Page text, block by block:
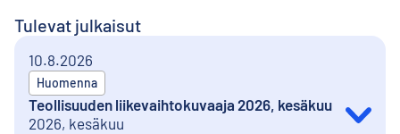
Tulevat julkaisut
10.8.2026
Huomenna
Teollisuuden liikevaihtokuvaaja 2026, kesäkuu
2026, kesäkuu